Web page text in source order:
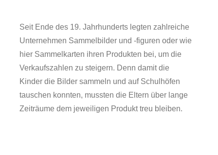
Seit Ende des 19. Jahrhunderts legten zahlreiche
Unternehmen Sammelbilder und -figuren oder wie
hier Sammelkarten ihren Produkten bei, um die
Verkaufszahlen zu steigern. Denn damit die
Kinder die Bilder sammeln und auf Schulhöfen
tauschen konnten, mussten die Eltern über lange
Zeiträume dem jeweiligen Produkt treu bleiben.